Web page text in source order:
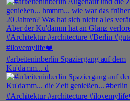
#arbeiteninberlin Spaziergang auf dem
Ku'damm... d